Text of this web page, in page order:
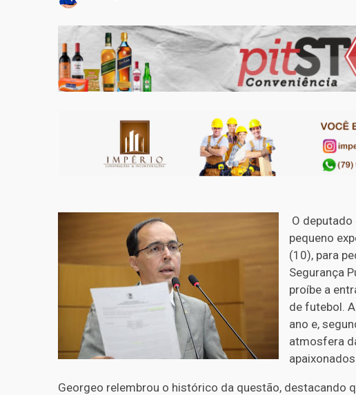
O
pequeno
(10), para
Segurança
proíbe a
de futebol.
ano e,
atmosfera
Georgeo relembrou o histórico da questão, destacando